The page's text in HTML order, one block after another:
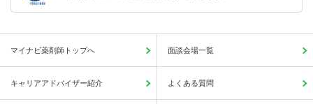
マイナビ薬剤師トップへ 面談会場一覧
キャリアアドバイザー紹介 よくある質問